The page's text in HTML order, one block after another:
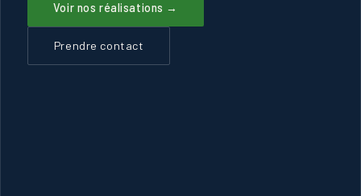
Voir nos réalisations →
Prendre contact